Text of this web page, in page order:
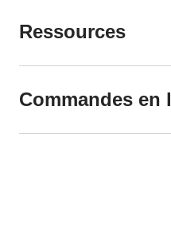
Ressources
Commandes en